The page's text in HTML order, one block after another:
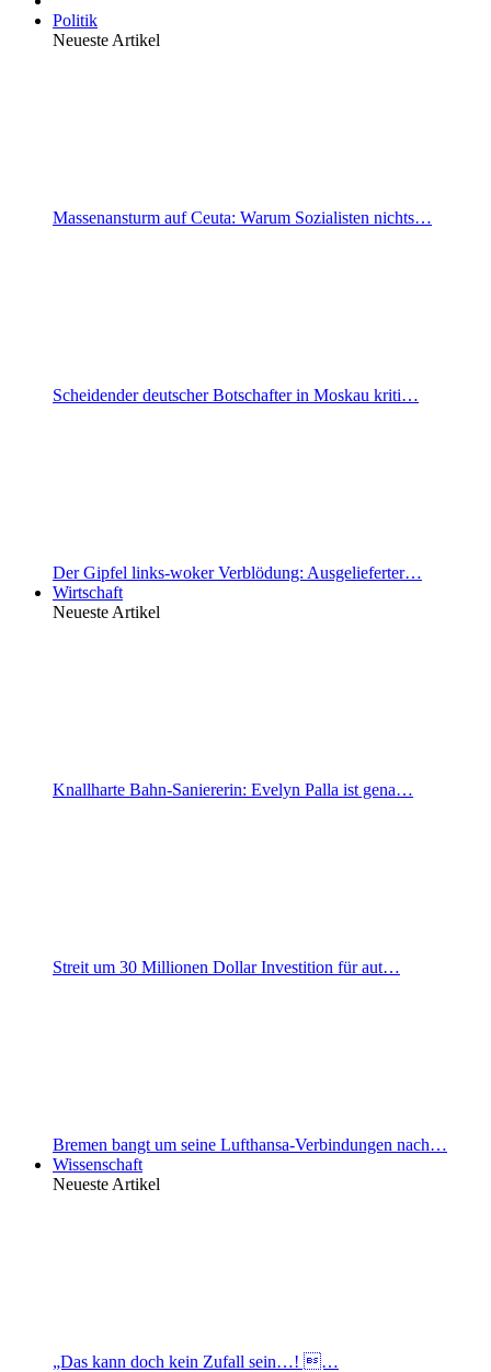
Politik
Neueste Artikel
Massenansturm auf Ceuta: Warum Sozialisten nichts…
Scheidender deutscher Botschafter in Moskau kriti…
Der Gipfel links-woker Verblödung: Ausgelieferter…
Wirtschaft
Neueste Artikel
Knallharte Bahn-Saniererin: Evelyn Palla ist gena…
Streit um 30 Millionen Dollar Investition für aut…
Bremen bangt um seine Lufthansa-Verbindungen nach…
Wissenschaft
Neueste Artikel
„Das kann doch kein Zufall sein…! …